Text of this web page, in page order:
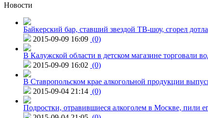
Новости
Байкерский бар, ставший звездой ТВ-шоу, сгорел дотла
2015-09-09 16:09 (0)
В Калужской области в детском магазине торговали
2015-09-09 16:02 (0)
В Ставропольском крае алкогольной продукции
2015-09-04 21:14 (0)
Подростки, отравившиеся алкоголем в Москве, пили